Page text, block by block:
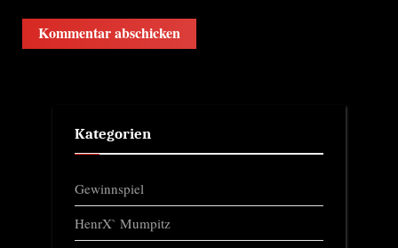
Kategorien
Gewinnspiel
HenrX` Mumpitz